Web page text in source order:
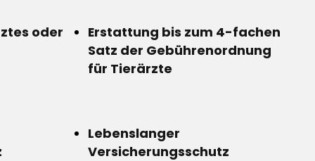
oder
Erstattung bis zum 4-fachen
Satz der Gebührenordnung
für Tierärzte
Lebenslanger
Versicherungsschutz